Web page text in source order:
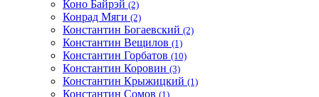
Коно Байрэй (2)
Конрад Мяги (2)
Константин Богаевский (2)
Константин Вещилов (1)
Константин Горбатов (10)
Константин Коровин (3)
Константин Крыжицкий (1)
Константин Сомов (1)